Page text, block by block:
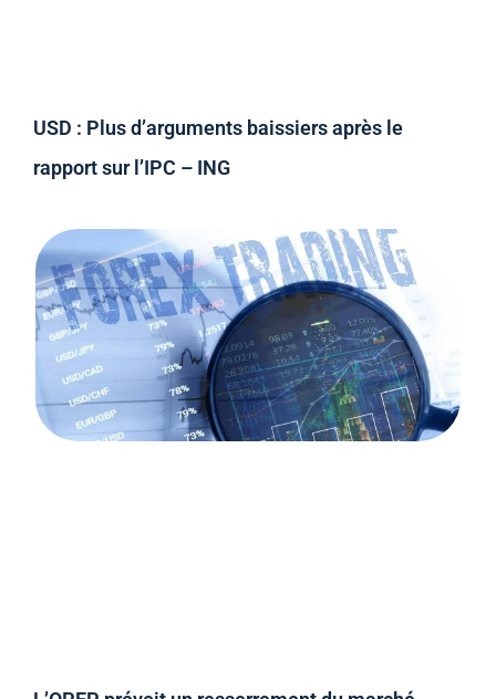
USD : Plus d’arguments baissiers après le
rapport sur l’IPC – ING